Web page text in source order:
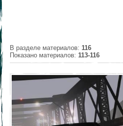
В разделе материалов: 116
Показано материалов: 113-116